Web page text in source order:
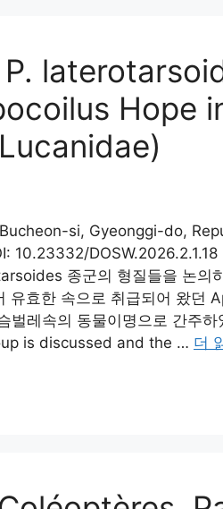
Hope
si, Gyeonggi-do,
10.23332/
종군의 형질들을 논의
유효한 속으로 취급되어 왔던
벌레속의 동물이명으로 간주
is discussed and the … 더